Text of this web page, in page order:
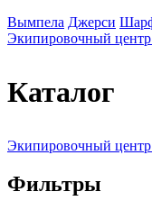
Вымпела Джерси
Экипировочный
Каталог
Экипировочный
Фильтры